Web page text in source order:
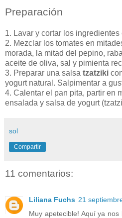
Preparación
1. Lavar y cortar los
2. Mezclar los tomates en
morada, la mitad del pepino,
aceite de oliva, sal y pimienta
3. Preparar una salsa tzatziki
yogurt natural. Salpimentar a
4. Calentar el pan pita, partir en
ensalada y salsa de yogurt
sol
Compartir
11 comentarios:
Liliana Fuchs 21
Muy apetecible! Aquí ya